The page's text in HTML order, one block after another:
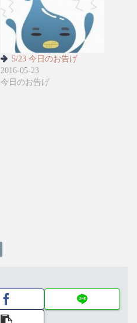
5/23 今日のお告げ
2016-05-23
今日のお告げ